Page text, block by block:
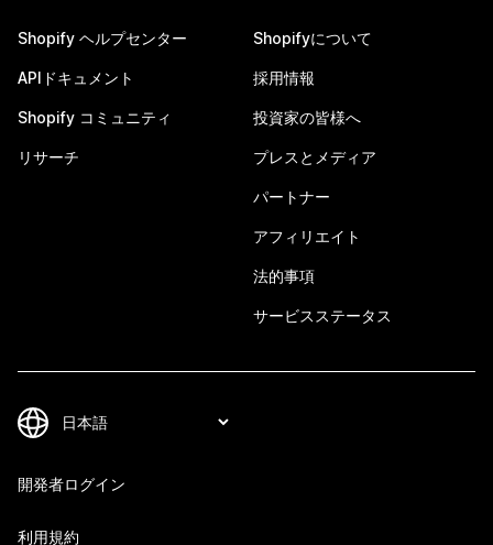
Shopify ヘルプセンター
APIドキュメント
Shopify コミュニティ
リサーチ
Shopifyについて
採用情報
投資家の皆様へ
プレスとメディア
パートナー
アフィリエイト
法的事項
サービスステータス
開発者ログイン
利用規約